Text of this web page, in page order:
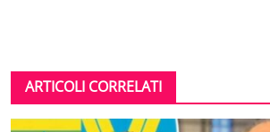
ARTICOLI CORRELATI